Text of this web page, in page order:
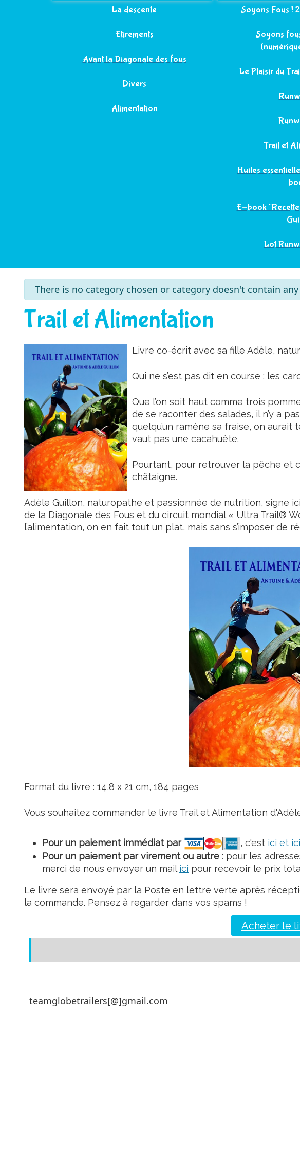
La descente
Etirements
Avant la Diagonale des fous
Divers
Alimentation
Soyons Fous !
Soyons
Le Plaisir du
Trail et
Huiles
E-book
Lot
info
There is no category chosen or category doesn't contain
Trail et Alimentation
Livre co-écrit avec sa fille Adèle,
Qui ne s’est pas dit en course : les
Que l’on soit haut comme trois
de se raconter des salades, il n’y a
quelqu’un ramène sa fraise, on aurait
vaut pas une cacahuète.
Pourtant, pour retrouver la pêche et
châtaigne.
Adèle Guillon, naturopathe et passionnée de nutrition, signe
de la Diagonale des Fous et du circuit mondial « Ultra Trail®
l’alimentation, on en fait tout un plat, mais sans s’imposer
Format du livre : 14,8 x 21 cm, 184 pages
Vous souhaitez commander le livre Trail et Alimentation
Pour un paiement immédiat par , c'est ici et
Pour un paiement par virement ou autre : pour les
merci de nous envoyer un mail ici pour recevoir le prix
Le livre sera envoyé par la Poste en lettre verte après
la commande. Pensez à regarder dans vos spams !
Acheter le
teamglobetrailers[@]gmail.com